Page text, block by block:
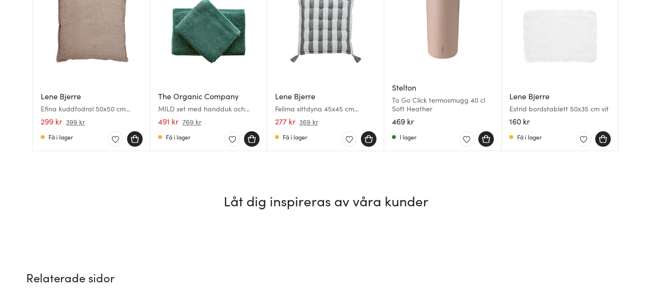
Lene Bjerre
Efina kuddfodral 50x50 cm
sand
299 kr 399 kr
Få i lager
The Organic Company
MILD set med handduk och
badlakan dark green
491 kr 769 kr
Få i lager
Lene Bjerre
Felima sittdyna 45x45 cm
vit/mörkgrå
277 kr 369 kr
Få i lager
Stelton
To Go Click termosmugg 40 cl
Soft Heather
469 kr
I lager
Lene Bjerre
Estrid bordstablett 50x35 cm vit
160 kr
Få i lager
Låt dig inspireras av våra kunder
Relaterade sidor